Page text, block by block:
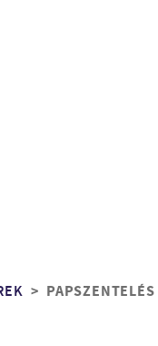
PAPSZENTELÉS